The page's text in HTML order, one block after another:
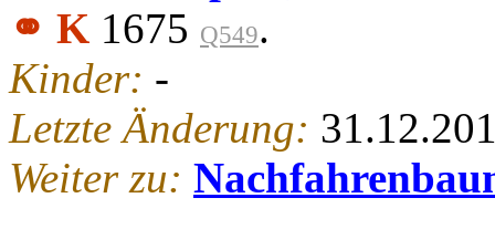
⚭ K 1675 Q549.
Kinder: -
Letzte Änderung:
Weiter zu: